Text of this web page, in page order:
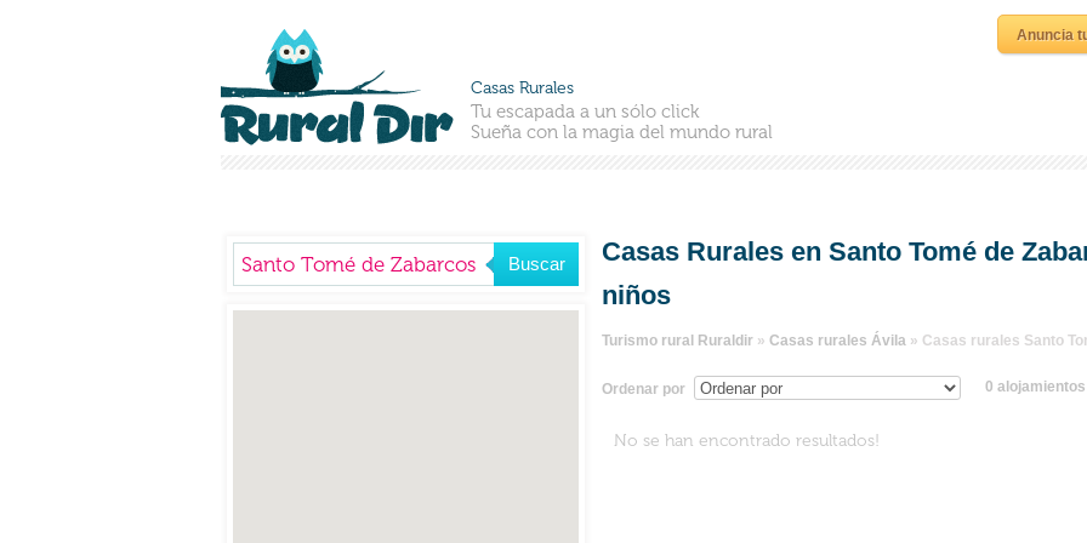
Casas Rurales
Tu escapada a un sólo click
Sueña con la magia del mundo rural
Anuncia
Casas Rurales en Santo Tomé de
niños
Turismo rural Ruraldir» Casas rurales Ávila» Casas rurales Santo
Ordenar por 0
No se han encontrado resultados!